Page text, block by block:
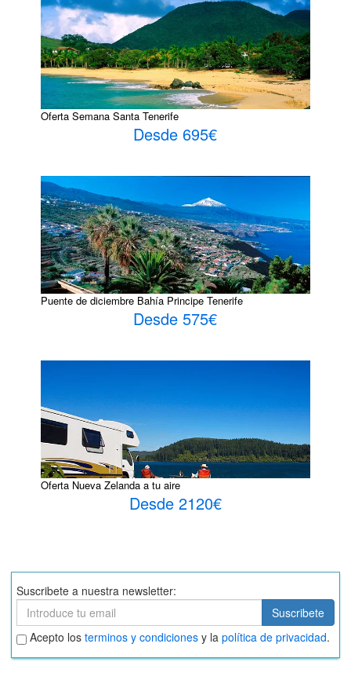
Oferta Semana Santa Tenerife
Desde 695€
Puente de diciembre Bahía Principe Tenerife
Desde 575€
Oferta Nueva Zelanda a tu aire
Desde 2120€
Suscribete a nuestra newsletter:
Suscribete
Suscribete
Aceptar
términos
y
Acepto los terminos y condiciones y la política de privacidad.